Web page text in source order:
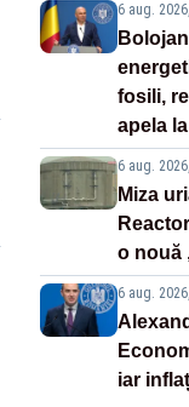
6 aug.
fosili,
apela
6 aug.
Miza
o nouă
6 aug.
iar